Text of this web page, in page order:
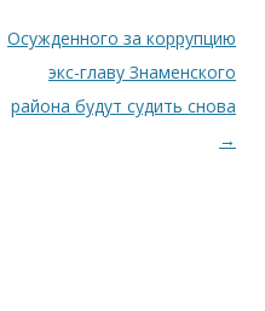
Осужденного за коррупцию
экс-главу Знаменского
района будут судить снова
→